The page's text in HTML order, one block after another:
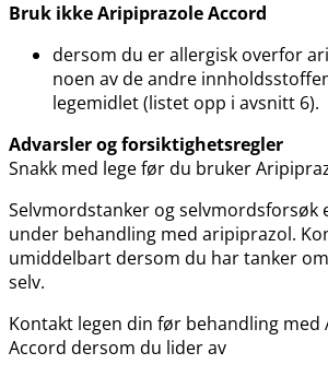
Bruk ikke Aripiprazole Accord
dersom du er allergisk overfor
noen av de andre
legemidlet (listet opp i avsnitt 6).
Advarsler og forsiktighetsregler
Snakk med lege før du bruker
Selvmordstanker og
under behandling med aripiprazol.
umiddelbart dersom du har tanker
selv.
Kontakt legen din før behandling med
Accord dersom du lider av